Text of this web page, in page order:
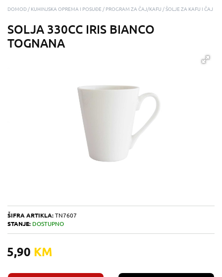
DOMOD KUHINJSKA OPREMA I POSUĐE PROGRAM ZA ČAJ/KAFU ŠOLJE ZA KAFU I ČAJ
SOLJA 330CC IRIS BIANCO
TOGNANA
ŠIFRA ARTIKLA: TN7607
STANJE: DOSTUPNO
5,90 KM